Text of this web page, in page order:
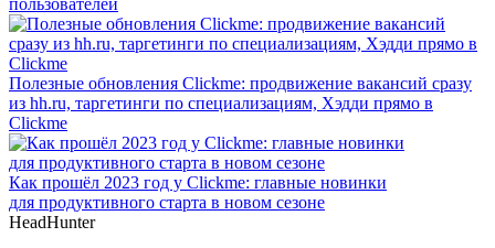
Полезные обновления Clickme: продвижение вакансий сразу
из hh.ru, таргетинги по специализациям, Хэдди прямо в
Clickme
Как прошёл 2023 год у Clickme: главные новинки
для продуктивного старта в новом сезоне
HeadHunter